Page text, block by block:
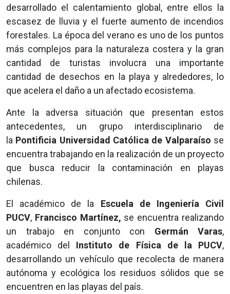
desarrollado el calentamiento global, entre ellos la
escasez de lluvia y el fuerte aumento de incendios
forestales. La época del verano es uno de los puntos
más complejos para la naturaleza costera y la gran
cantidad de turistas involucra una importante
cantidad de desechos en la playa y alrededores, lo
que acelera el daño a un afectado ecosistema.
Ante la adversa situación que presentan estos
antecedentes, un grupo interdisciplinario de
la Pontificia Universidad Católica de Valparaíso se
encuentra trabajando en la realización de un proyecto
que busca reducir la contaminación en playas
chilenas.
El académico de la Escuela de Ingeniería Civil
PUCV, Francisco Martínez, se encuentra realizando
un trabajo en conjunto con Germán Varas,
académico del Instituto de Física de la PUCV,
desarrollando un vehículo que recolecta de manera
autónoma y ecológica los residuos sólidos que se
encuentren en las playas del país.